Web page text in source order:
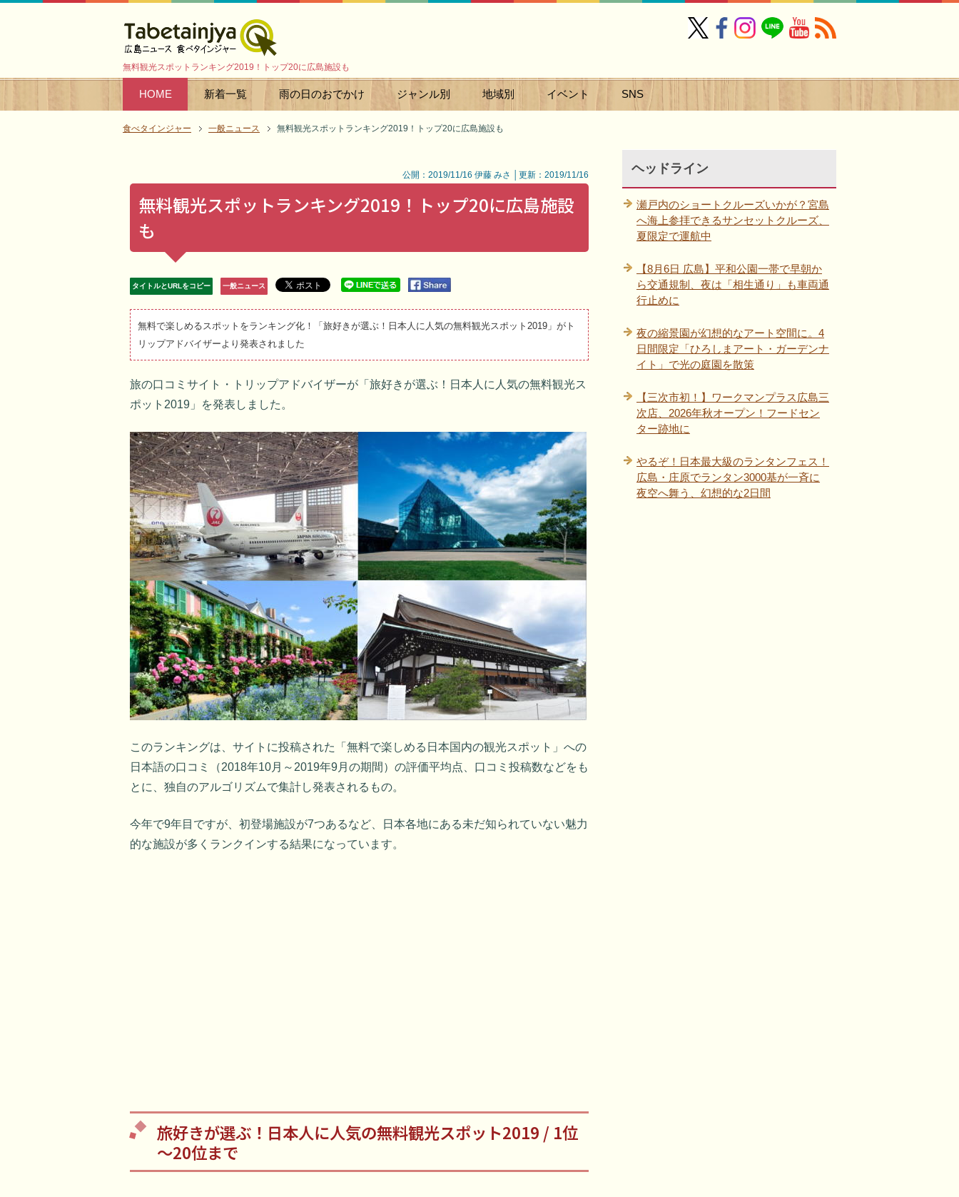
無料観光スポットランキング2019！トップ20に広島施設も
HOME 新着一覧 雨の日のおでかけ ジャンル別 地域別 イベント SNS
食べタインジャー 一般ニュース 無料観光スポットランキング2019！トップ20に広島施設も
公開：2019/11/16 伊藤 みさ │更新：2019/11/16
無料観光スポットランキング2019！トップ20に広島施設
も
タイトルとURLをコピー 一般ニュース
無料で楽しめるスポットをランキング化！「旅好きが選ぶ！日本人に人気の無料観光スポット2019」がト
リップアドバイザーより発表されました
旅の口コミサイト・トリップアドバイザーが「旅好きが選ぶ！日本人に人気の無料観光ス
ポット2019」を発表しました。
このランキングは、サイトに投稿された「無料で楽しめる日本国内の観光スポット」への
日本語の口コミ（2018年10月～2019年9月の期間）の評価平均点、口コミ投稿数などをも
とに、独自のアルゴリズムで集計し発表されるもの。
今年で9年目ですが、初登場施設が7つあるなど、日本各地にある未だ知られていない魅力
的な施設が多くランクインする結果になっています。
旅好きが選ぶ！日本人に人気の無料観光スポット2019 / 1位
～20位まで
ヘッドライン
瀬戸内のショートクルーズいかが？宮島
へ海上参拝できるサンセットクルーズ、
夏限定で運航中
【8月6日 広島】平和公園一帯で早朝か
ら交通規制、夜は「相生通り」も車両通
行止めに
夜の縮景園が幻想的なアート空間に。4
日間限定「ひろしまアート・ガーデンナ
イト」で光の庭園を散策
【三次市初！】ワークマンプラス広島三
次店、2026年秋オープン！フードセン
ター跡地に
やるぞ！日本最大級のランタンフェス！
広島・庄原でランタン3000基が一斉に
夜空へ舞う、幻想的な2日間